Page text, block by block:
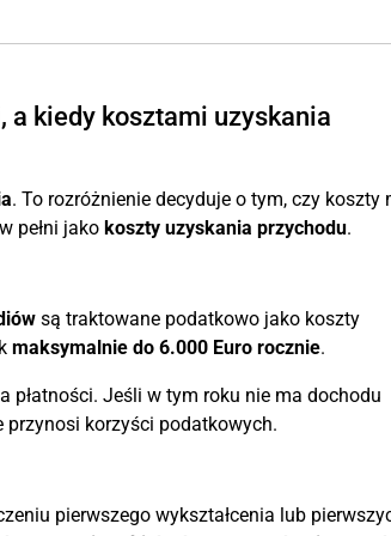
a kiedy kosztami uzyskania
. To rozróżnienie decyduje o tym, czy koszty
pełni jako koszty uzyskania przychodu.
są traktowane podatkowo jako koszty
maksymalnie do 6.000 Euro rocznie.
Jeśli w tym roku nie ma dochodu
korzyści podatkowych.
pierwszego wykształcenia lub